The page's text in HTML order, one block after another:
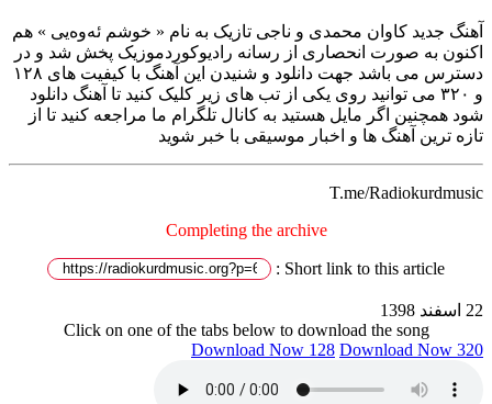
آهنگ جدید کاوان محمدی و ناجی تازیک به نام « خوشم ئەوەیی » هم
اکنون به صورت انحصاری از رسانه رادیوکوردموزیک پخش شد و در
دسترس می باشد جهت دانلود و شنیدن این آهنگ با کیفیت های ۱۲۸
و ۳۲۰ می توانید روی یکی از تب های زیر کلیک کنید تا آهنگ دانلود
شود همچنین اگر مایل هستید به کانال تلگرام ما مراجعه کنید تا از
تازه ترین آهنگ ها و اخبار موسیقی با خبر شوید
T.me/Radiokurdmusic
Completing the archive
Short link to this article :
22 اسفند 1398
Click on one of the tabs below to download the song
Download Now 128 Download Now 320